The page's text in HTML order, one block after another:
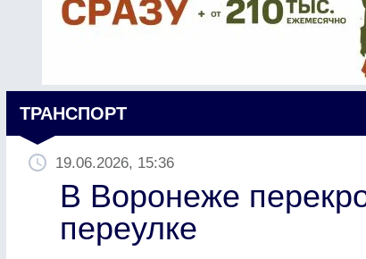
ТРАНСПОРТ
19.06.2026, 15:36
В Воронеже
переулке